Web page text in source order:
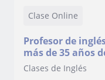
Clase Online
Profesor de
más de 35 años
Clases de Inglés